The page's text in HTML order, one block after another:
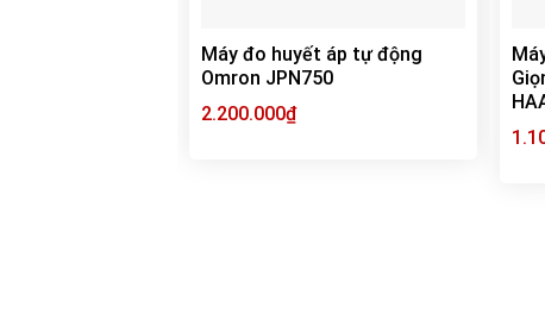
Máy đo huyết áp tự động
Omron JPN750
2.200.000₫